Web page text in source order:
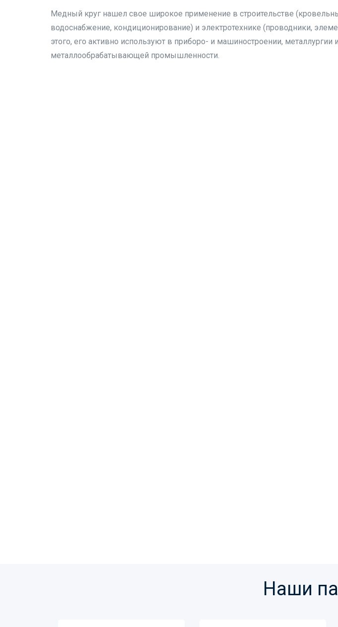
Медный круг нашел свое широкое применение в строительстве
водоснабжение, кондиционирование) и электротехнике (проводники,
этого, его активно используют в приборо- и машиностроении, металлургии и
металлообрабатывающей промышленности.
Наши